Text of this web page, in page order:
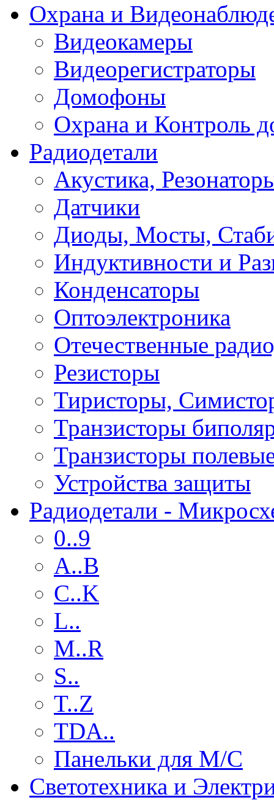
Охрана и
Видеокамеры
Видеорегистраторы
Домофоны
Охрана и Контроль
Радиодетали
Акустика,
Датчики
Диоды, Мосты,
Индуктивности и
Конденсаторы
Оптоэлектроника
Отечественные
Резисторы
Тиристоры,
Транзисторы
Транзисторы
Устройства защиты
Радиодетали -
0..9
A..B
C..K
L..
M..R
S..
T..Z
TDA..
Панельки для М/С
Светотехника и